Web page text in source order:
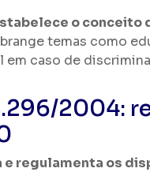
o conceito
temas como
caso de
2004:
e regulamenta os